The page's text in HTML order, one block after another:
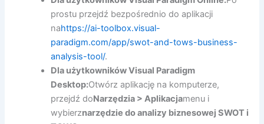
prostu przejdź bezpośrednio do aplikacji
nahttps://ai-toolbox.visual-
paradigm.com/app/swot-and-tows-business-
analysis-tool/.
Dla użytkowników Visual Paradigm
Desktop:Otwórz aplikację na komputerze,
przejdź doNarzędzia > Aplikacjamenu i
wybierznarzędzie do analizy biznesowej SWOT i